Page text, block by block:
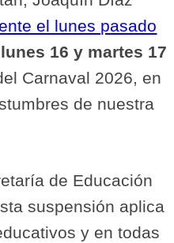
el lunes pasado
16 y martes 17
Carnaval 2026, en
de nuestra
de Educación
suspensión aplica
y en todas